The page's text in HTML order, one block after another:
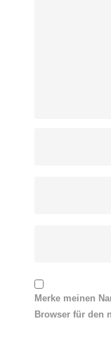
Merke meinen
Browser für den